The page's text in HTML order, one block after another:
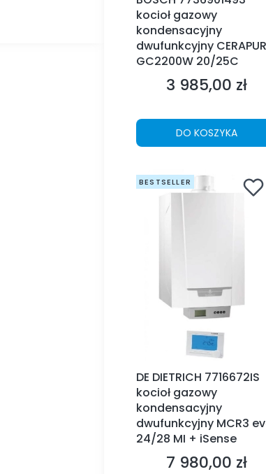
kocioł gazowy
kondensacyjny
dwufunkcyjny CERAPUR
GC2200W 20/25C
Cena
3 985,00 zł
DO KOSZYKA
BESTSELLER
DE DIETRICH 7716672IS
kocioł gazowy
kondensacyjny
dwufunkcyjny MCR3
24/28 MI + iSense
Cena
7 980,00 zł